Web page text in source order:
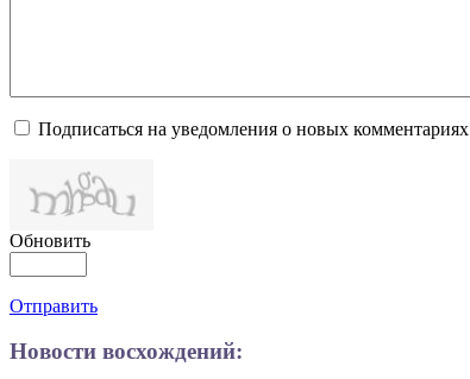
Подписаться на уведомления о новых комментариях
Обновить
Отправить
Новости восхождений: